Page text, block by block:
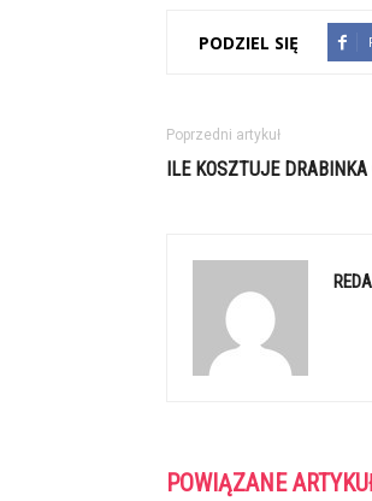
PODZIEL SIĘ
Poprzedni artykuł
ILE KOSZTUJE
POWIĄZANE